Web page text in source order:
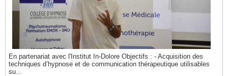
En partenariat avec l'Institut In-Dolore Objectifs : - Acquisition des
techniques d’hypnose et de communication thérapeutique utilisables
su...